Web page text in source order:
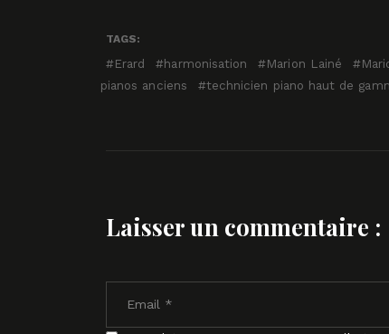
TAGS:
Erard harmonisation Marion Lainé
pianos anciens
technicien piano haut de
Laisser un commentaire :